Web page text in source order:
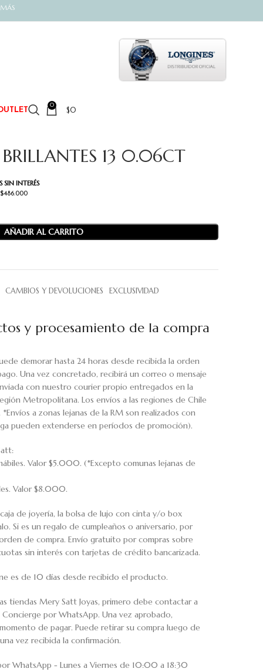
0 $0
13 0.06CT
SIN INTERÉS
AÑADIR AL CARRITO
CAMBIOS Y DEVOLUCIONES EXCLUSIVIDAD
y procesamiento de la compra
demorar hasta 24 horas desde recibida la orden
Una vez concretado, recibirá un correo o mensaje
con nuestro courier propio entregados en la
Metropolitana. Los envíos a las regiones de Chile
a zonas lejanas de la RM son realizados con
pueden extenderse en períodos de promoción).
Valor $5.000. (*Excepto comunas lejanas de
Valor $8.000.
de joyería, la bolsa de lujo con cinta y/o box
Si es un regalo de cumpleaños o aniversario, por
de compra. Envío gratuito por compras sobre
sin interés con tarjetas de crédito bancarizada.
es de 10 días desde recibido el producto.
tiendas Mery Satt Joyas, primero debe contactar a
por WhatsApp. Una vez aprobado,
de pagar. Puede retirar su compra luego de
vez recibida la confirmación.
WhatsApp - Lunes a Viernes de 10:00 a 18:30